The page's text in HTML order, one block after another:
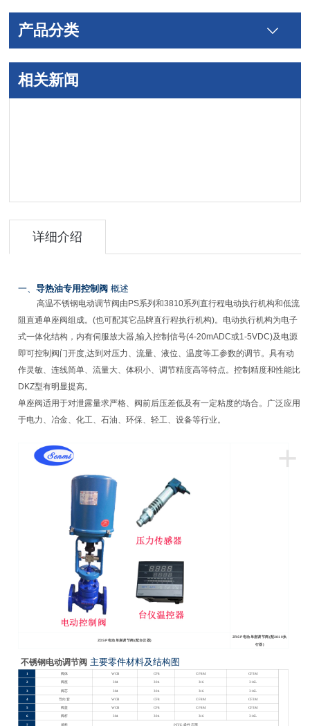
产品分类
相关新闻
详细介绍
一、导热油专用控制阀概述
高温不锈钢电动调节阀 由PS系列和3810系列直行程电动执行机构和低流
阻直通单座阀组成。(也可配其它品牌直行程执行机构)。电动执行机构为电子
式一体化结构，内有伺服放大器,输入控制信号(4-20mADC或1-5VDC)及电源
即可控制阀门开度,达到对压力、流量、液位、温度等工参数的调节。具有动
作灵敏、连线简单、流量大、体积小、调节精度高等特点。控制精度和性能比
DKZ型有明显提高。
单座阀适用于对泄露量求严格、阀前后压差低及有一定粘度的场合。广泛应用
于电力、冶金、化工、石油、环保、轻工、设备等行业。
+
ZDSP电动单座调节阀(配台仪器)
ZRSP电动单座调节阀(配3810执
行器)
不锈钢电动调节阀 主要零件材料及结构图
1 阀体 WCB CF8 CF8M
CF3M
2
阀座 304 304 316
316L
3
阀芯 304 304 316
316L
4
导向套 WCB CF8 CF8M
CF3M
5
阀盖 WCB CF8 CF8M
CF3M
6
阀杆 304 304 316
316L
7
填料 PTFE/柔性石墨